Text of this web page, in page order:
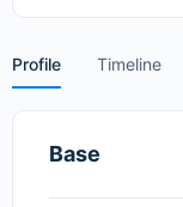
Profile Timeline
Base